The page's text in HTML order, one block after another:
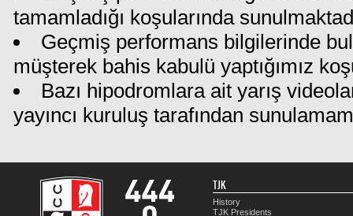
tamamladığı koşularında
Geçmiş performans bilgilerinde
müşterek bahis kabulü yaptığımız
Bazı hipodromlara ait yarış
yayıncı kuruluş tarafından
TJK
History
TJK Presidents